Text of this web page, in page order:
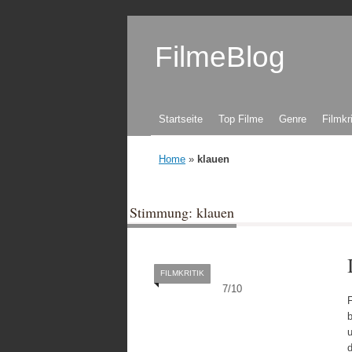
FilmeBlog
Zum Inhalt springen
Startseite Top Filme Genre
Home » klauen
Stimmung: klauen
7/10
FILMKRITIK